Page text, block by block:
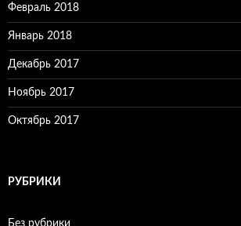
Февраль 2018
Январь 2018
Декабрь 2017
Ноябрь 2017
Октябрь 2017
РУБРИКИ
Без рубрики